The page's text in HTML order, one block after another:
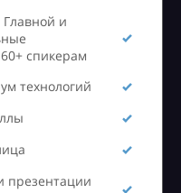
и
спикерам
технологий
презентации